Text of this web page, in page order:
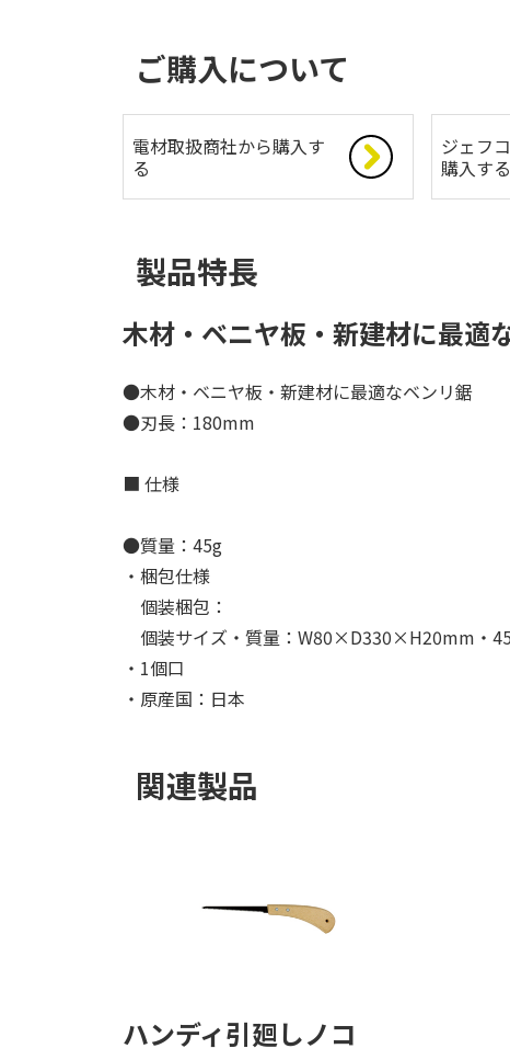
ご購入について
電材取扱商社から購入す
る
ジェフ
購入する
製品特長
木材・ベニヤ板・新建材に最適
●木材・ベニヤ板・新建材に最適なベンリ鋸
●刃長：180mm
■ 仕様
●質量：45g
・梱包仕様
個装梱包：
個装サイズ・質量：W80×D330×H20mm・
・1個口
・原産国：日本
関連製品
ハンディ引廻しノコ